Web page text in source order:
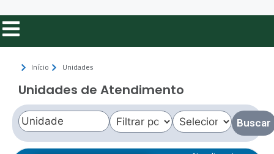
Início Unidades
Unidades de Atendimento
Buscar